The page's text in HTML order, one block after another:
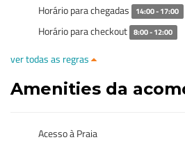
Horário para chegadas 14:00 - 17:00
Horário para checkout 8:00 - 12:00
ver todas as regras
Amenities da
Acesso à Praia